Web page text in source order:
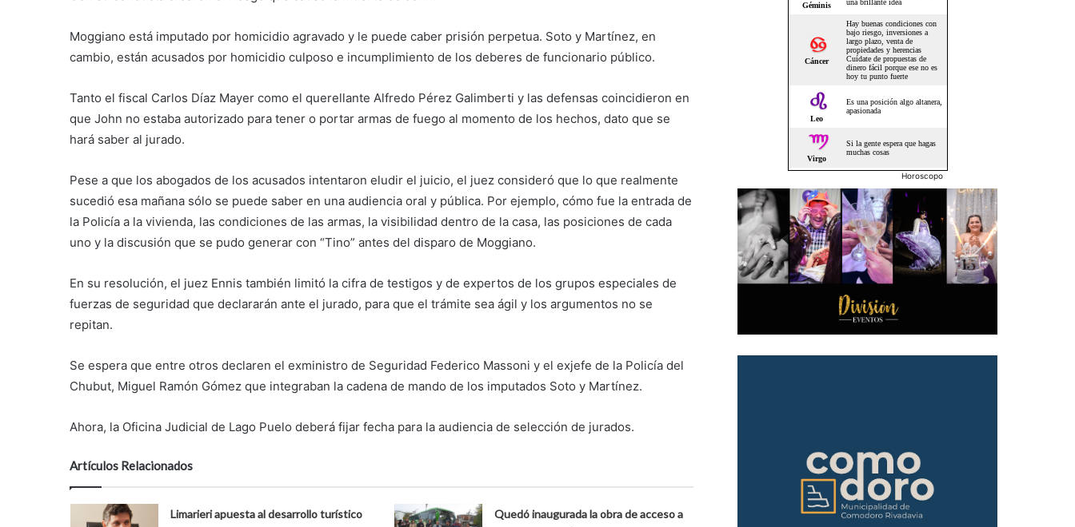
Moggiano está imputado por homicidio agravado y le puede caber prisión perpetua. Soto y Martínez, en
cambio, están acusados por homicidio culposo e incumplimiento de los deberes de funcionario público.
Tanto el fiscal Carlos Díaz Mayer como el querellante Alfredo Pérez Galimberti y las defensas coincidieron en
que John no estaba autorizado para tener o portar armas de fuego al momento de los hechos, dato que se
hará saber al jurado.
Pese a que los abogados de los acusados intentaron eludir el juicio, el juez consideró que lo que realmente
sucedió esa mañana sólo se puede saber en una audiencia oral y pública. Por ejemplo, cómo fue la entrada de
la Policía a la vivienda, las condiciones de las armas, la visibilidad dentro de la casa, las posiciones de cada
uno y la discusión que se pudo generar con “Tino” antes del disparo de Moggiano.
En su resolución, el juez Ennis también limitó la cifra de testigos y de expertos de los grupos especiales de
fuerzas de seguridad que declararán ante el jurado, para que el trámite sea ágil y los argumentos no se
repitan.
Se espera que entre otros declaren el exministro de Seguridad Federico Massoni y el exjefe de la Policía del
Chubut, Miguel Ramón Gómez que integraban la cadena de mando de los imputados Soto y Martínez.
Ahora, la Oficina Judicial de Lago Puelo deberá fijar fecha para la audiencia de selección de jurados.
Artículos Relacionados
Limarieri apuesta al desarrollo turístico
Quedó inaugurada la obra de acceso a
Horoscopo